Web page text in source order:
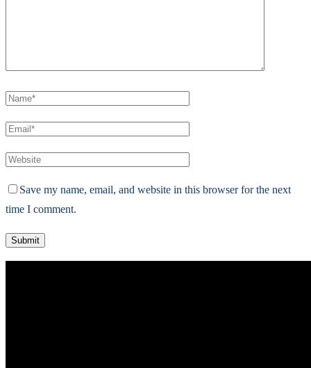
Save my name, email, and website in this browser for the next
time I comment.